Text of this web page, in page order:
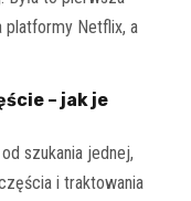
platformy Netflix, a
– jak je
szukania jednej,
i traktowania